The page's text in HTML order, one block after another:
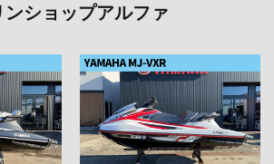
ショップアルファ